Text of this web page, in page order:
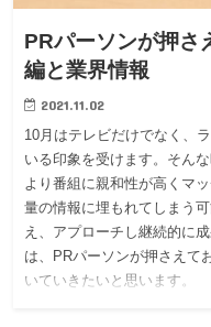
PRパーソンが押さ
編と業界情報
2021.11.02
10月はテレビだけでなく、
いる印象を受けます。そん
より番組に親和性が高くマ
量の情報に埋もれてしまう
え、アプローチし継続的に
は、PRパーソンが押さえて
いていきたいと思います。